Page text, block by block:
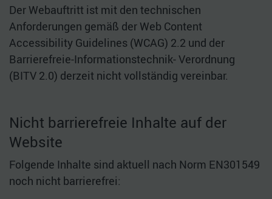
Der Webauftritt ist mit den technischen
Anforderungen gemäß der Web Content
Accessibility Guidelines (WCAG) 2.2 und der
Barrierefreie-Informationstechnik- Verordnung
(BITV 2.0) derzeit nicht vollständig vereinbar.
Nicht barrierefreie Inhalte auf der
Website
Folgende Inhalte sind aktuell nach Norm EN301549
noch nicht barrierefrei: